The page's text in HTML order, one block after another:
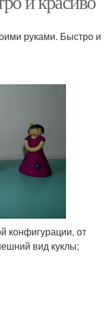
руками. Быстро и
конфигурации, от
вид куклы;